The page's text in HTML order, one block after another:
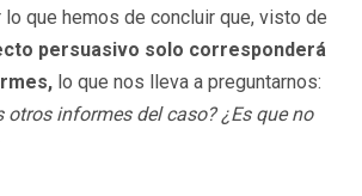
lo que hemos de concluir que, visto de
persuasivo solo corresponderá
lo que nos lleva a preguntarnos:
otros informes del caso? ¿Es que no